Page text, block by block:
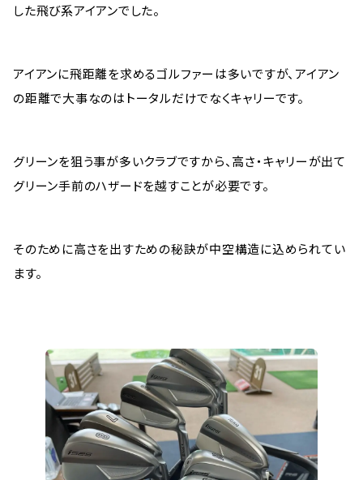
した飛び系アイアンでした。
アイアンに飛距離を求めるゴルファーは多いですが、アイアン
の距離で大事なのはトータルだけでなくキャリーです。
グリーンを狙う事が多いクラブですから、高さ・キャリーが出て
グリーン手前のハザードを越すことが必要です。
そのために高さを出すための秘訣が中空構造に込められてい
ます。